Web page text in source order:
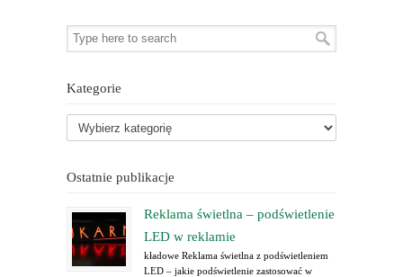
Kategorie
Ostatnie publikacje
Reklama świetlna – podświetlenie
LED w reklamie
kładowe Reklama świetlna z podświetleniem
LED – jakie podświetlenie zastosować w